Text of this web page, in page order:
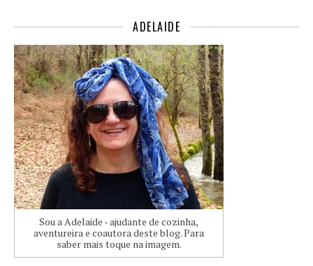
ADELAIDE
Sou a Adelaide - ajudante de cozinha,
aventureira e coautora deste blog. Para
saber mais toque na imagem.